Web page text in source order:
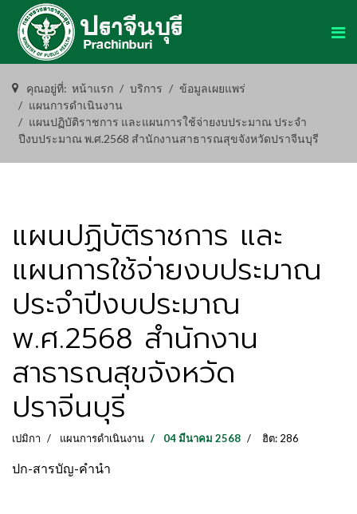
คุณอยู่ที่: หน้าแรก บริการ
ข้อมูลเผยแพร่
แผนการดำเนินงาน
แผนปฏิบัติราชการ และแผนการใช้จ่ายงบประมาณ ประจำ
ปีงบประมาณ พ.ศ.2568 สำนักงานสาธารณสุขจังหวัดปราจีนบุรี
แผนปฏิบัติราชการ และ
แผนการใช้จ่ายงบประมาณ
ประจำปีงบประมาณ
พ.ศ.2568 สำนักงาน
สาธารณสุขจังหวัด
ปราจีนบุรี
เปมิกา แผนการดำเนินงาน 04 มีนาคม 2568 ฮิต: 286
ปก-สารบัญ-คำนำ